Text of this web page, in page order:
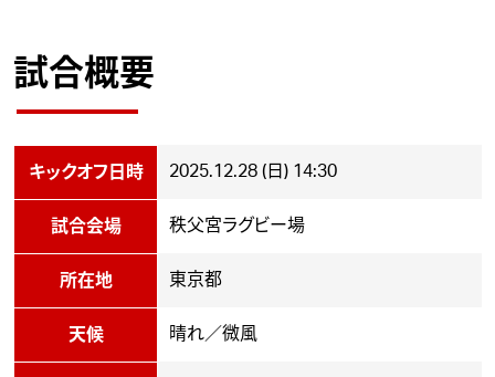
試合概要
キックオフ日時 2025.12.28 (日) 14:30
試合会場 秩父宮ラグビー場
所在地 東京都
天候 晴れ／微風